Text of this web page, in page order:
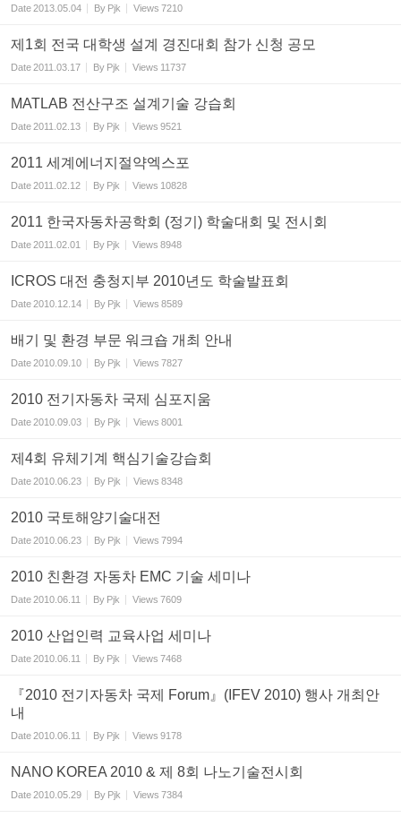
Date2013.05.04 By Pjk Views 7210
제1회 전국 대학생 설계 경진대회 참가 신청 공모
Date2011.03.17 By Pjk Views 11737
MATLAB 전산구조 설계기술 강습회
Date2011.02.13 By Pjk Views 9521
2011 세계에너지절약엑스포
Date2011.02.12 By Pjk Views 10828
2011 한국자동차공학회 (정기) 학술대회 및 전시회
Date2011.02.01 By Pjk Views 8948
ICROS 대전 충청지부 2010년도 학술발표회
Date2010.12.14 By Pjk Views 8589
배기 및 환경 부문 워크숍 개최 안내
Date2010.09.10 By Pjk Views 7827
2010 전기자동차 국제 심포지움
Date2010.09.03 By Pjk Views 8001
제4회 유체기계 핵심기술강습회
Date2010.06.23 By Pjk Views 8348
2010 국토해양기술대전
Date2010.06.23 By Pjk Views 7994
2010 친환경 자동차 EMC 기술 세미나
Date2010.06.11 By Pjk Views 7609
2010 산업인력 교육사업 세미나
Date2010.06.11 By Pjk Views 7468
『2010 전기자동차 국제 Forum』(IFEV 2010) 행사 개최안
내
Date2010.06.11 By Pjk Views 9178
NANO KOREA 2010 & 제 8회 나노기술전시회
Date2010.05.29 By Pjk Views 7384